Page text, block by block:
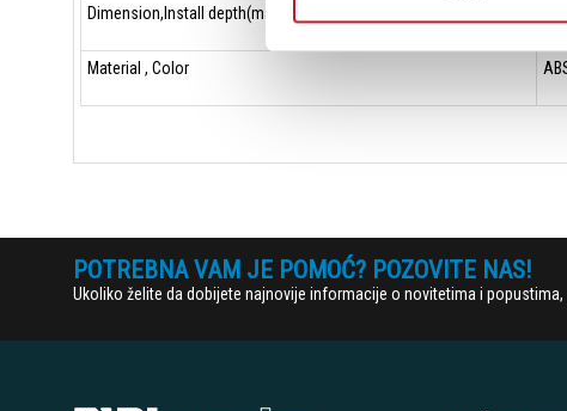
Dimension,Install depth(max.)
Material , Color
POTREBNA VAM JE POMOĆ? POZOVITE NAS!
Ukoliko želite da dobijete najnovije informacije o novitetima i popustima,